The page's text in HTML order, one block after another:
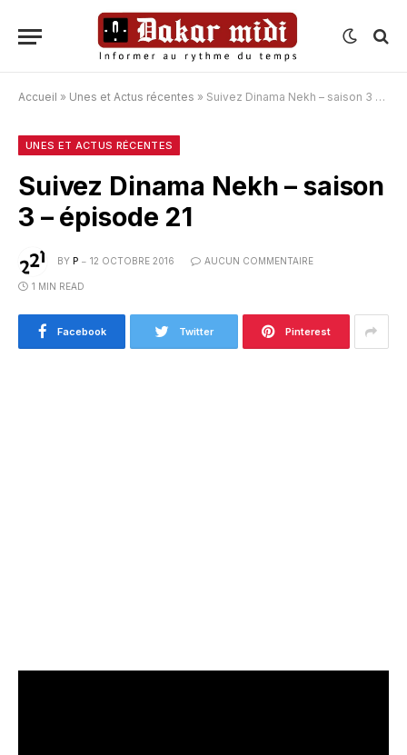
Accueil » Unes et Actus récentes » Suivez Dinama Nekh – saison 3 – épisode 21
UNES ET ACTUS RÉCENTES
Suivez Dinama Nekh – saison
3 – épisode 21
BY P 12 OCTOBRE 2016 AUCUN COMMENTAIRE
1 MIN READ
Facebook Twitter Pinterest